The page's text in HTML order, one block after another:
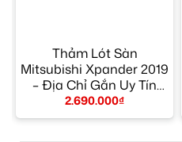
Thảm Lót Sàn
Mitsubishi Xpander 2019
– Địa Chỉ Gắn Uy Tín
TPHCM
2.690.000₫